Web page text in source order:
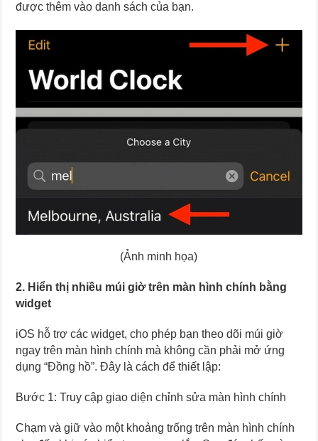
được thêm vào danh sách của bạn.
(Ảnh minh họa)
2. Hiển thị nhiều múi giờ trên màn hình chính bằng
widget
iOS hỗ trợ các widget, cho phép bạn theo dõi múi giờ
ngay trên màn hình chính mà không cần phải mở ứng
dụng “Đồng hồ”. Đây là cách để thiết lập:
Bước 1: Truy cập giao diện chỉnh sửa màn hình chính
Chạm và giữ vào một khoảng trống trên màn hình chính